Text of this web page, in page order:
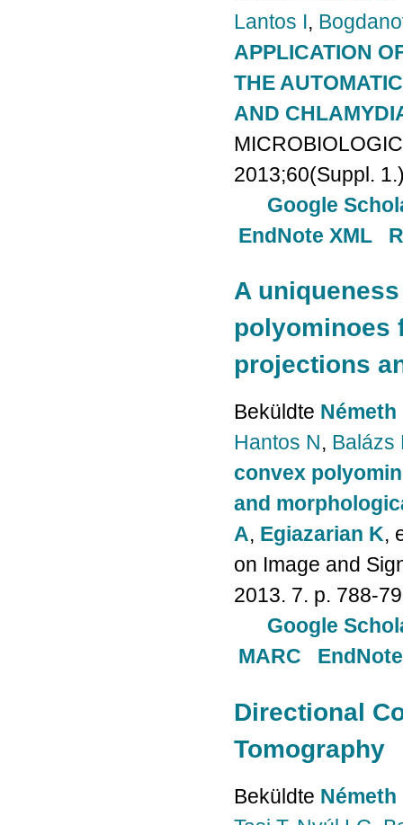
Lantos I,
APPLICATION
THE
AND
2013;60(Suppl.
Google
EndNote XML
A
polyominoes
projections
Beküldte Németh
Hantos N, Balázs
convex
and
A, Egiazarian K,
on Image and
2013. 7. p. 788-
Google
MARC
Directional
Tomography
Beküldte Németh